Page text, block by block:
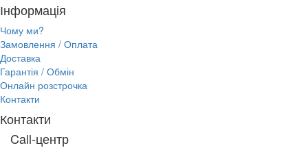
Інформація
Чому ми?
Замовлення / Оплата
Доставка
Гарантія / Обмін
Онлайн розстрочка
Контакти
Контакти
Call-центр